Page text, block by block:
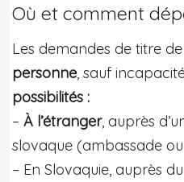
Où et comment
Les demandes de titre
personne, sauf
possibilités :
– À l’étranger, auprès
slovaque (ambassade
– En Slovaquie, auprès du